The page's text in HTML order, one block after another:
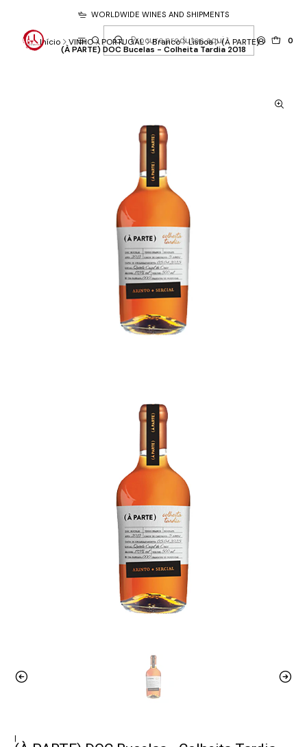
0
WORLDWIDE WINES AND SHIPMENTS
Início VINHO PORTUGAL Branco Lisboa (À PARTE)
(À PARTE) DOC Bucelas - Colheita Tardia 2018
|